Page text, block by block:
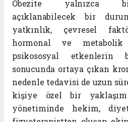
Obezite yalnızca
açıklanabilecek bir
yatkınlık, çevresel
hormonal ve
psikososyal etkenlerin
sonucunda ortaya çıkan
nedenle tedavisi de uzun
kişiye özel bir
yönetiminde hekim,